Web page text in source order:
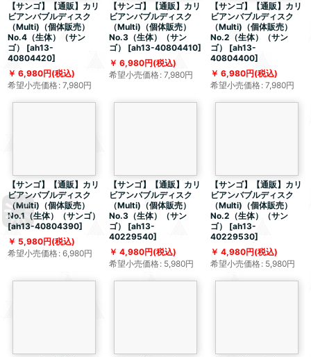
【サンゴ】【通販】カリ
ビアンバブルディスク
（Multi)（個体販売）
No.4（生体）（サン
ゴ）
[ah13-
40804420]
6,980円(税込)
希望小売価格: 7,980円
【サンゴ】【通販】カリ
ビアンバブルディスク
（Multi)（個体販売）
No.3（生体）（サン
ゴ）
[ah13-40804410]
6,980円(税込)
希望小売価格: 7,980円
【サンゴ】【通販】カリ
ビアンバブルディスク
（Multi)（個体販売）
No.2（生体）（サン
ゴ）
[ah13-
40804400]
6,980円(税込)
希望小売価格: 7,980円
【サンゴ】【通販】カリ
ビアンバブルディスク
（Multi)（個体販売）
No.1（生体）（サンゴ）
[ah13-40804390]
5,980円(税込)
希望小売価格: 6,980円
【サンゴ】【通販】カリ
ビアンバブルディスク
（Multi)（個体販売）
No.3（生体）（サン
ゴ）
[ah13-
40229540]
4,980円(税込)
希望小売価格: 5,980円
【サンゴ】【通販】カリ
ビアンバブルディスク
（Multi)（個体販売）
No.2（生体）（サン
ゴ）
[ah13-
40229530]
4,980円(税込)
希望小売価格: 5,980円